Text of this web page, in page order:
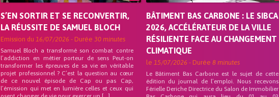
S’EN SORTIR ET SE RECONVERTIR,
LA RÉUSSITE DE SAMUEL BLOCH
Emission du16/07/2026 - Durée30 minutes
Samuel Bloch a transformé son combat contre
l’addiction en métier porteur de sens Peut-on
transformer les épreuves de sa vie en véritable
projet professionnel ? C’est la question au cœur
de ce nouvel épisode de Cap ou pas Cap,
l’émission qui met en lumière celles et ceux qui
BÂTIMENT BAS CARBONE : LE SIBCA
2026, ACCÉLÉRATEUR DE LA VILLE
RÉSILIENTE FACE AU CHANGEMENT
CLIMATIQUE
le 15/07/2026 - Durée 8 minutes
Le Bâtiment Bas Carbone est le sujet de cette
édition du journal de l’emploi. Nous recevons
Férielle Deriche Directrice du Salon de Immobilier